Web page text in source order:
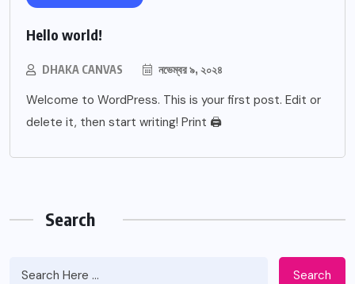
Hello world!
DHAKA CANVAS নভেম্বর ৯, ২০২৪
Welcome to WordPress. This is your first post. Edit or
delete it, then start writing! Print 🖨
Search
Search